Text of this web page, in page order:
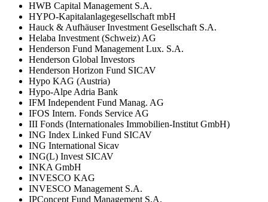
HWB Capital Management S.A.
HYPO-Kapitalanlagegesellschaft mbH
Hauck & Aufhäuser Investment Gesellschaft S.A.
Helaba Investment (Schweiz) AG
Henderson Fund Management Lux. S.A.
Henderson Global Investors
Henderson Horizon Fund SICAV
Hypo KAG (Austria)
Hypo-Alpe Adria Bank
IFM Independent Fund Manag. AG
IFOS Intern. Fonds Service AG
III Fonds (Internationales Immobilien-Institut GmbH)
ING Index Linked Fund SICAV
ING International Sicav
ING(L) Invest SICAV
INKA GmbH
INVESCO KAG
INVESCO Management S.A.
IPConcept Fund Management S.A.